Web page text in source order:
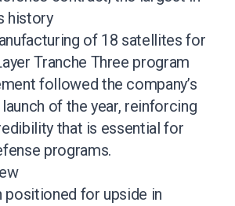
history
of 18 satellites for
Tranche Three program
followed the company’s
of the year, reinforcing
that is essential for
programs.
positioned for upside in